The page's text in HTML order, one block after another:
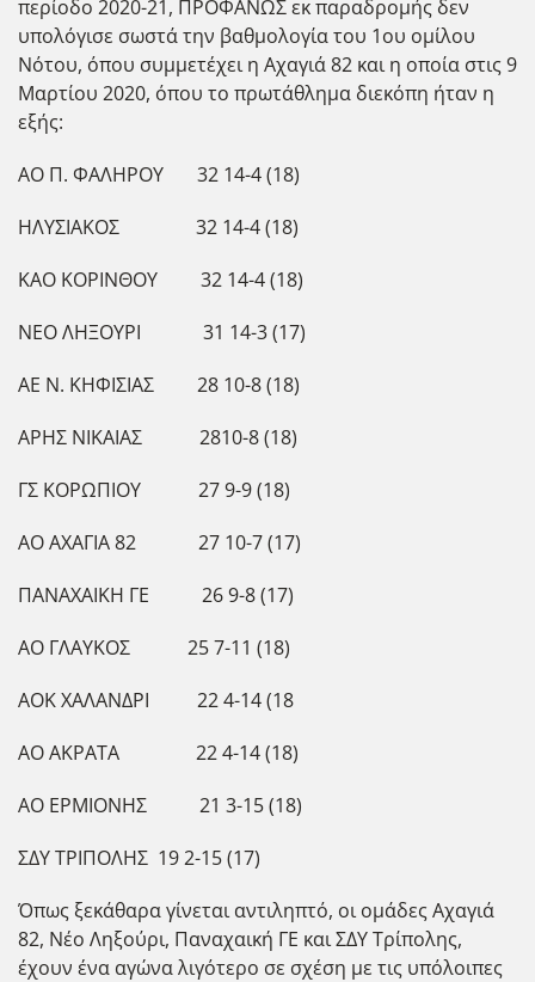
περίοδο 2020-21, ΠΡΟΦΑΝΩΣ εκ παραδρομής δεν
υπολόγισε σωστά την βαθμολογία του 1ου ομίλου
Νότου, όπου συμμετέχει η Αχαγιά 82 και η οποία στις 9
Μαρτίου 2020, όπου το πρωτάθλημα διεκόπη ήταν η
εξής:
ΑΟ Π. ΦΑΛΗΡΟΥ 32 14-4 (18)
ΗΛΥΣΙΑΚΟΣ 32 14-4 (18)
ΚΑΟ ΚΟΡΙΝΘΟΥ 32 14-4 (18)
ΝΕΟ ΛΗΞΟΥΡΙ 31 14-3 (17)
ΑΕ Ν. ΚΗΦΙΣΙΑΣ 28 10-8 (18)
ΑΡΗΣ ΝΙΚΑΙΑΣ 2810-8 (18)
ΓΣ ΚΟΡΩΠΙΟΥ 27 9-9 (18)
ΑΟ ΑΧΑΓΙΑ 82 27 10-7 (17)
ΠΑΝΑΧΑΙΚΗ ΓΕ 26 9-8 (17)
ΑΟ ΓΛΑΥΚΟΣ 25 7-11 (18)
ΑΟΚ ΧΑΛΑΝΔΡΙ 22 4-14 (18
ΑΟ ΑΚΡΑΤΑ 22 4-14 (18)
ΑΟ ΕΡΜΙΟΝΗΣ 21 3-15 (18)
ΣΔΥ ΤΡΙΠΟΛΗΣ 19 2-15 (17)
Όπως ξεκάθαρα γίνεται αντιληπτό, οι ομάδες Αχαγιά
82, Νέο Ληξούρι, Παναχαική ΓΕ και ΣΔΥ Τρίπολης,
έχουν ένα αγώνα λιγότερο σε σχέση με τις υπόλοιπες